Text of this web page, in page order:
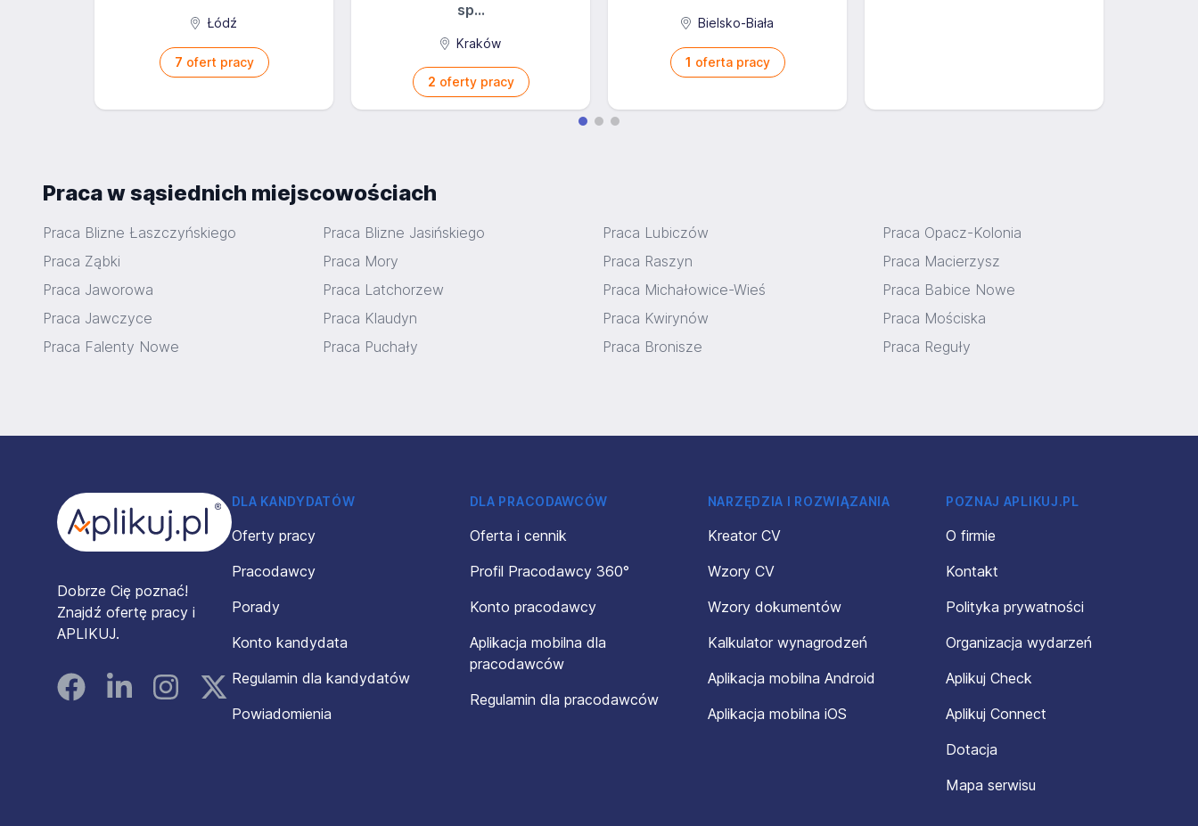
Łódź
7 ofert pracy
sp...
Kraków
2 oferty pracy
Bielsko-Biała
1 oferta pracy
Praca w sąsiednich miejscowościach
Praca Blizne Łaszczyńskiego Praca Blizne Jasińskiego Praca Lubiczów
Praca Opacz-Kolonia
Praca Ząbki
Praca Mory Praca Raszyn
Praca Macierzysz
Praca Jaworowa
Praca Latchorzew Praca Michałowice-Wieś
Praca Babice Nowe
Praca Jawczyce
Praca Klaudyn Praca Kwirynów
Praca Mościska
Praca Falenty Nowe
Praca Puchały Praca Bronisze Praca Reguły
Dobrze Cię poznać!
Znajdź ofertę pracy i
APLIKUJ.
FacebookLinked InInstagramInstagram
DLA KANDYDATÓW
Oferty pracy
Pracodawcy
Porady
Konto kandydata
Regulamin dla kandydatów
Powiadomienia
DLA PRACODAWCÓW
Oferta i cennik
Profil Pracodawcy 360°
Konto pracodawcy
Aplikacja mobilna dla
pracodawców
Regulamin dla pracodawców
NARZĘDZIA I ROZWIĄZANIA
Kreator CV
Wzory CV
Wzory dokumentów
Kalkulator wynagrodzeń
Aplikacja mobilna Android
Aplikacja mobilna iOS
POZNAJ APLIKUJ.PL
O firmie
Kontakt
Polityka prywatności
Organizacja wydarzeń
Aplikuj Check
Aplikuj Connect
Dotacja
Mapa serwisu